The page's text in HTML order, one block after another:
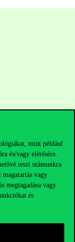
mint például
és/vagy elérésére.
teszi számunkra
magatartás vagy
megtagadása vagy
és